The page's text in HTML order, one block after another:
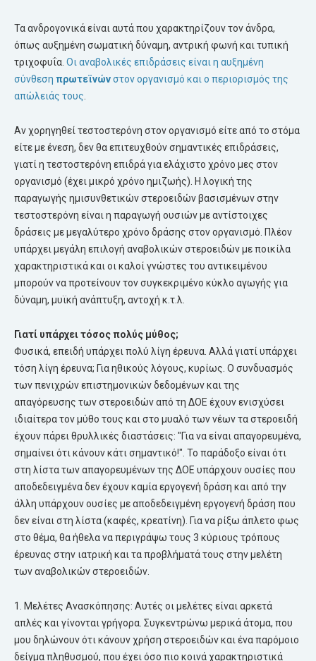
Τα ανδρογονικά είναι αυτά που χαρακτηρίζουν τον άνδρα,
όπως αυξημένη σωματική δύναμη, αντρική φωνή και τυπική
τριχοφυΐα. Οι αναβολικές επιδράσεις είναι η αυξημένη
σύνθεση πρωτεϊνώνστον οργανισμό και ο περιορισμός της
απώλειάς τους
Αν χορηγηθεί τεστοστερόνη στον οργανισμό είτε από το στόμα
είτε με ένεση, δεν θα επιτευχθούν σημαντικές επιδράσεις,
γιατί η τεστοστερόνη επιδρά για ελάχιστο χρόνο μες στον
οργανισμό (έχει μικρό χρόνο ημιζωής). Η λογική της
παραγωγής ημισυνθετικών στεροειδών βασισμένων στην
τεστοστερόνη είναι η παραγωγή ουσιών με αντίστοιχες
δράσεις με μεγαλύτερο χρόνο δράσης στον οργανισμό. Πλέον
υπάρχει μεγάλη επιλογή αναβολικών στεροειδών με ποικίλα
χαρακτηριστικά και οι καλοί γνώστες του αντικειμένου
μπορούν να προτείνουν τον συγκεκριμένο κύκλο αγωγής για
δύναμη, μυϊκή ανάπτυξη, αντοχή κ.τ.λ.
Γιατί υπάρχει τόσος πολύς μύθος;
Φυσικά, επειδή υπάρχει πολύ λίγη έρευνα. Αλλά γιατί υπάρχει
τόση λίγη έρευνα; Για ηθικούς λόγους, κυρίως. Ο συνδυασμός
των πενιχρών επιστημονικών δεδομένων και της
απαγόρευσης των στεροειδών από τη ΔΟΕ έχουν ενισχύσει
ιδιαίτερα τον μύθο τους και στο μυαλό των νέων τα στεροειδή
έχουν πάρει θρυλλικές διαστάσεις: "Για να είναι απαγορευμένα,
σημαίνει ότι κάνουν κάτι σημαντικό!". Το παράδοξο είναι ότι
στη λίστα των απαγορευμένων της ΔΟΕ υπάρχουν ουσίες που
αποδεδειγμένα δεν έχουν καμία εργογενή δράση και από την
άλλη υπάρχουν ουσίες με αποδεδειγμένη εργογενή δράση που
δεν είναι στη λίστα (καφές, κρεατίνη). Για να ρίξω άπλετο φως
στο θέμα, θα ήθελα να περιγράψω τους 3 κύριους τρόπους
έρευνας στην ιατρική και τα προβλήματά τους στην μελέτη
των αναβολικών στεροειδών.
1. Μελέτες Ανασκόπησης: Αυτές οι μελέτες είναι αρκετά
απλές και γίνονται γρήγορα. Συγκεντρώνω μερικά άτομα, που
μου δηλώνουν ότι κάνουν χρήση στεροειδών και ένα παρόμοιο
δείγμα πληθυσμού, που έχει όσο πιο κοινά χαρακτηριστικά